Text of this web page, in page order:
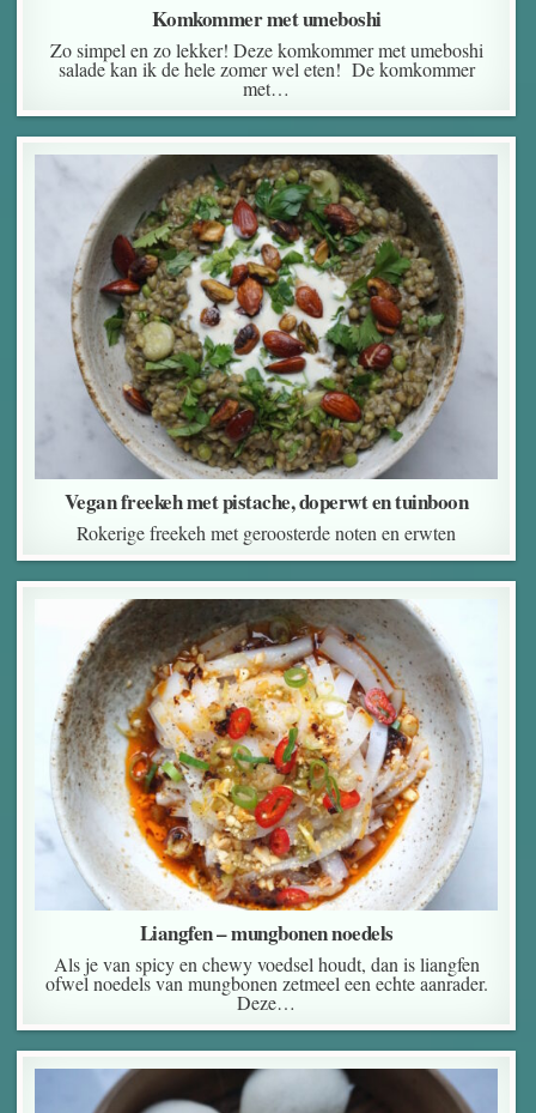
Komkommer met umeboshi
Zo simpel en zo lekker! Deze komkommer met umeboshi
salade kan ik de hele zomer wel eten! De komkommer
met…
Vegan freekeh met pistache, doperwt en tuinboon
Rokerige freekeh met geroosterde noten en erwten
Liangfen – mungbonen noedels
Als je van spicy en chewy voedsel houdt, dan is liangfen
ofwel noedels van mungbonen zetmeel een echte aanrader.
Deze…